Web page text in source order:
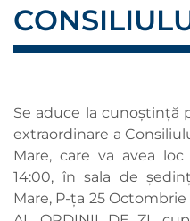
Se aduce la cunoștință
extraordinare a
Mare, care va avea loc
14:00, în sala de
Mare, P-ța 25